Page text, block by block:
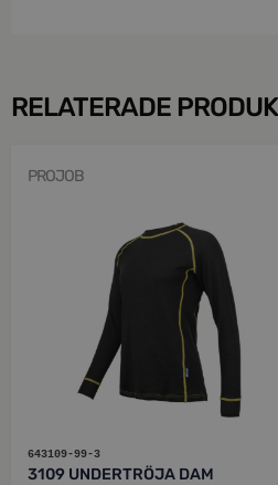
RELATERADE
PROJOB
643109-99-3
3109 UNDERTRÖJA DAM